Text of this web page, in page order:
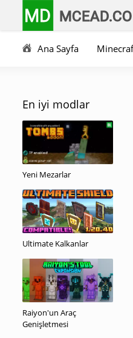
MD
Ana Sayfa
En iyi modlar
Yeni Mezarlar
Ultimate Kalkanlar
Raiyon'un Araç
Genişletmesi